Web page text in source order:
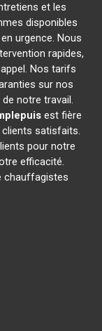
et les
disponibles
urgence. Nous
rapides,
Nos tarifs
sur nos
notre travail.
est fière
satisfaits.
pour notre
efficacité.
chauffagistes